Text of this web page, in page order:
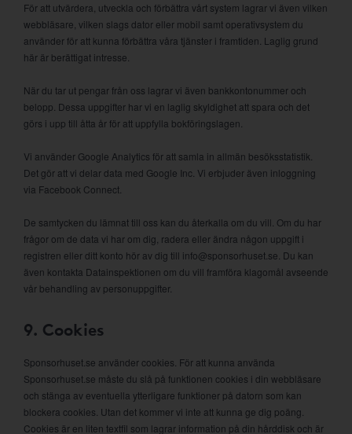
För att utvärdera, utveckla och förbättra vårt system lagrar vi även vilken
webbläsare, vilken slags dator eller mobil samt operativsystem du
använder för att kunna förbättra våra tjänster i framtiden. Laglig grund
här är berättigat intresse.
När du tar ut pengar från oss lagrar vi även bankkontonummer och
belopp. Dessa uppgifter har vi en laglig skyldighet att spara och det
görs i upp till åtta år för att uppfylla bokföringslagen.
Vi använder Google Analytics för att samla in allmän besöksstatistik.
Det gör att vi delar data med Google Inc. Vi erbjuder även inloggning
via Facebook Connect.
De samtycken du lämnat till oss kan du återkalla om du vill. Om du har
frågor om de data vi har om dig, radera eller ändra någon uppgift i
registren eller ditt konto hör av dig till info@sponsorhuset.se. Du kan
även kontakta Datainspektionen om du vill framföra klagomål avseende
vår behandling av personuppgifter.
9. Cookies
Sponsorhuset.se använder cookies. För att kunna använda
Sponsorhuset.se måste du slå på funktionen cookies i din webbläsare
och stänga av eventuella ytterligare funktioner på datorn som kan
blockera cookies. Utan det kommer vi inte att kunna ge dig poäng.
Cookies är en liten textfil som lagrar information på din hårddisk och är